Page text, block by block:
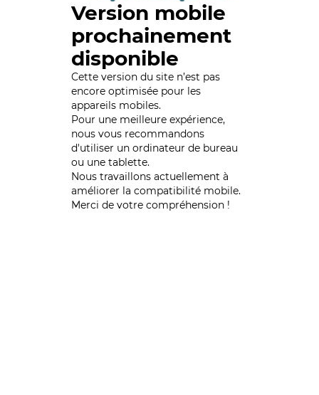
Version mobile
prochainement
disponible
Cette version du site n’est pas
encore optimisée pour les
appareils mobiles.
Pour une meilleure expérience,
nous vous recommandons
d'utiliser un ordinateur de bureau
ou une tablette.
Nous travaillons actuellement à
améliorer la compatibilité mobile.
Merci de votre compréhension !